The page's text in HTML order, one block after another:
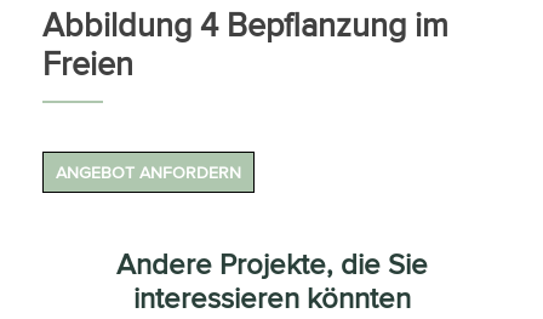
Abbildung 4 Bepflanzung im
Freien
ANGEBOT ANFORDERN
Andere Projekte, die Sie
interessieren könnten